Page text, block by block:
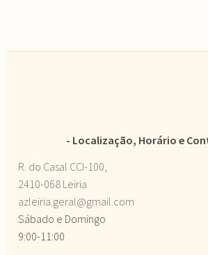
Localização, Horário e
R. do Casal CCI-100,
2410-068 Leiria
azleiria.geral@gmail.com
Sábado e Domingo
9:00-11:00